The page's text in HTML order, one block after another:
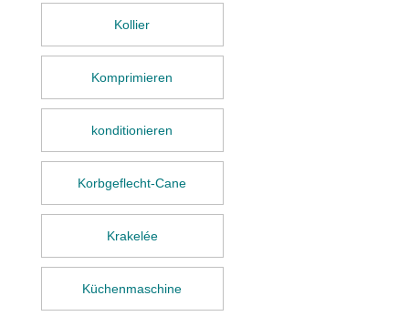
Kollier
Komprimieren
konditionieren
Korbgeflecht-Cane
Krakelée
Küchenmaschine